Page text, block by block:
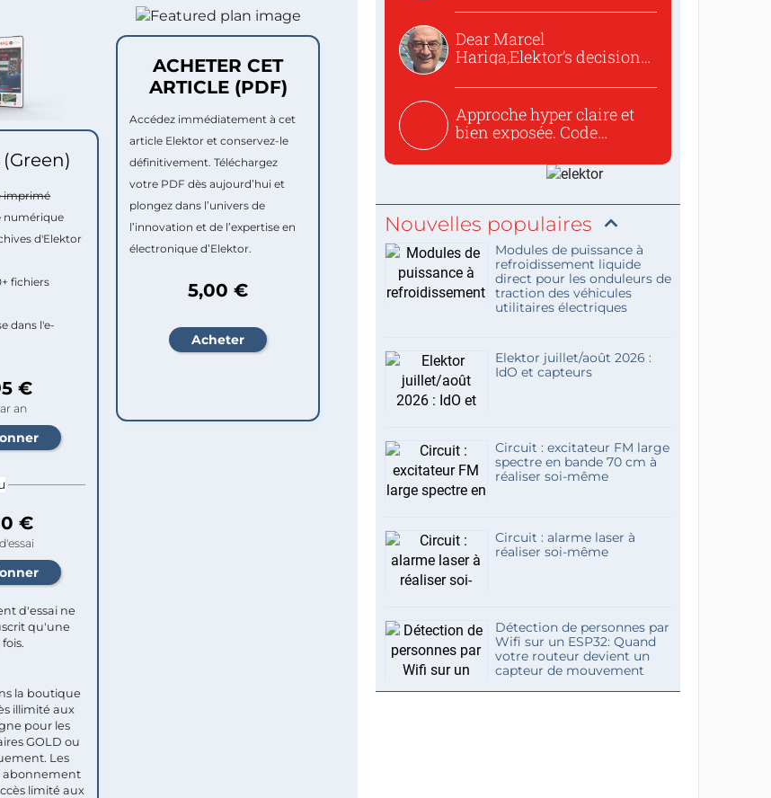
(Green)
imprimé
numérique
d'Elektor
fichiers
dans l'e-
€
an
€
d'essai ne
qu'une
la boutique
illimité aux
pour les
GOLD ou
Les
abonnement
limité aux
ACHETER CET
ARTICLE (PDF)
Accédez immédiatement à cet
article Elektor et conservez-le
définitivement. Téléchargez
votre PDF dès aujourd’hui et
plongez dans l’univers de
l’innovation et de l’expertise en
électronique d’Elektor.
5,00 €
Dear Marcel
Hariga,Elektor’s decision
Approche hyper claire et
bien exposée. Code
Nouvelles populaires
Modules de puissance à
refroidissement liquide
direct pour les onduleurs de
traction des véhicules
utilitaires électriques
Elektor juillet/août 2026 :
IdO et capteurs
Circuit : excitateur FM large
spectre en bande 70 cm à
réaliser soi-même
Circuit : alarme laser à
réaliser soi-même
Détection de personnes par
Wifi sur un ESP32: Quand
votre routeur devient un
capteur de mouvement